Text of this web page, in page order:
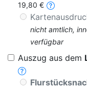
19,80 €
nicht amtlich,
verfügbar
Auszug aus dem